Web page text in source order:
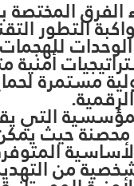
المختصة
التطور
للهجمات
مستمرة
التي
حيث يمكن
من